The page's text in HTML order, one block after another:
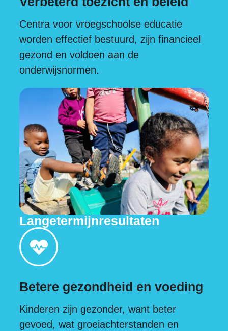
Centra voor vroegschoolse educatie
worden effectief bestuurd, zijn financieel
gezond en voldoen aan de
onderwijsnormen.
Langetermijnresultaten
Betere gezondheid en voeding
Kinderen zijn gezonder, want beter
gevoed, wat groeiachterstanden en